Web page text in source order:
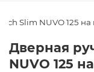
Slim NUVO 125 на
Дверная
NUVO 125